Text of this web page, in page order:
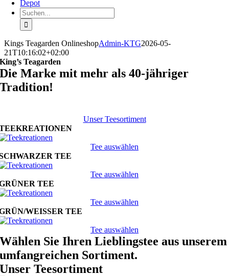
Depot
Suche
nach:
Kings Teagarden OnlineshopAdmin-KTG2026-05-
21T10:16:02+02:00
King’s Teagarden
Die Marke mit mehr als 40-jähriger
Tradition!
Unser Teesortiment
Tee auswählen
TEE
Tee auswählen
TEE
Tee auswählen
WEISSER TEE
Tee auswählen
Wählen Sie Ihren Lieblingstee aus unserem
umfangreichen Sortiment.
Unser Teesortiment